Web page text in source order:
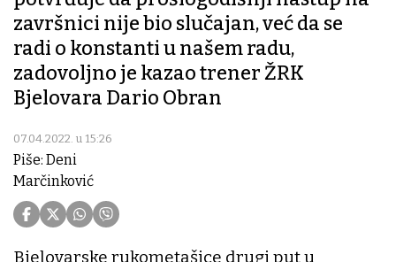
završnici nije bio slučajan, već da se
radi o konstanti u našem radu,
zadovoljno je kazao trener ŽRK
Bjelovara Dario Obran
07.04.2022. u 15:26
Piše: Deni
Marčinković
Bjelovarske rukometašice drugi put u